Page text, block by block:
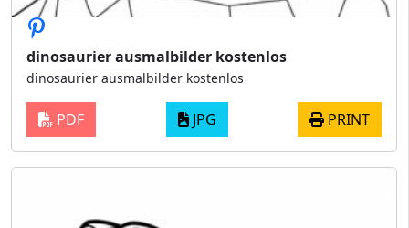
dinosaurier ausmalbilder kostenlos
dinosaurier ausmalbilder kostenlos
PDF JPG PRINT